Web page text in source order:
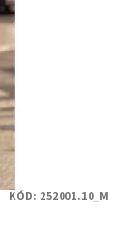
KÓD: 252001.10_M